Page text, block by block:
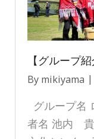
【グループ
By mikiyama
グループ名
者名 池内 貴